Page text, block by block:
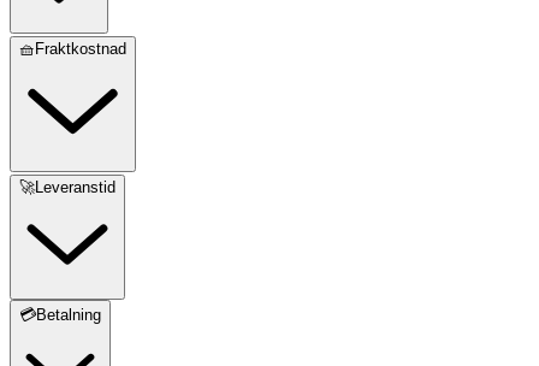
🧺Fraktkostnad
🚀Leveranstid
💳Betalning